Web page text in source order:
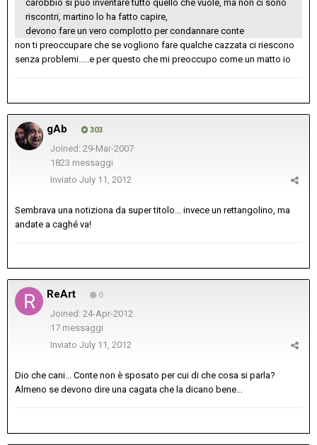
carobbio si può inventare tutto quello che vuole, ma non ci sono
riscontri, martino lo ha fatto capire,
devono fare un vero complotto per condannare conte
non ti preoccupare che se vogliono fare qualche cazzata ci riescono
senza problemi.....e per questo che mi preoccupo come un matto io
gAb 303
Joined: 29-Mar-2007
1823 messaggi
Inviato July 11, 2012
Sembrava una notiziona da super titolo... invece un rettangolino, ma
andate a caghé va!
ReArt 0
Joined: 24-Apr-2012
17 messaggi
Inviato July 11, 2012
Dio che cani... Conte non è sposato per cui di che cosa si parla?
Almeno se devono dire una cagata che la dicano bene...